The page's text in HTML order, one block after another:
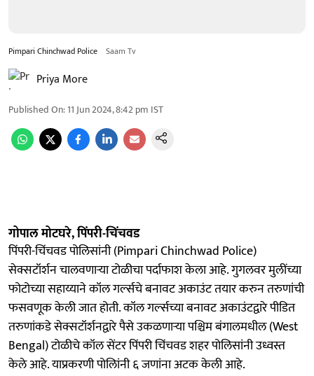
Pimpari Chinchwad Police Saam Tv
Priya More
Published On:11 Jun 2024, 8:42 pm IST
गोपाल मोटघरे, पिंपरी-चिंचवड
पिंपरी-चिंचवड पोलिसांनी (Pimpari Chinchwad Police)
सेक्सटॉर्शन चालवणाऱ्या टोळीचा पर्दाफाश केला आहे. गुगलवर मुलींच्या
फोटोच्या सहाय्याने कॉल गर्ल्सचे बनावट अकाउंट तयार करुन तरुणांची
फसवणूक केली जात होती. कॉल गर्ल्सच्या बनावट अकाउंटद्वारे पीडित
तरुणांकडे सेक्सटॉर्शनद्वारे पैसे उकळणाऱ्या पश्चिम बंगालमधील (West
Bengal) टोळीचे कॉल सेंटर पिंपरी चिंचवड शहर पोलिसांनी उध्वस्त
केले आहे. याप्रकरणी पोलिांनी ६ जणांना अटक केली आहे.